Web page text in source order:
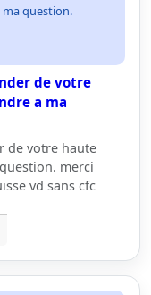
question.
de votre
a ma
de votre haute
merci
vd sans cfc